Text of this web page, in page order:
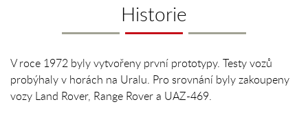
Historie
V roce 1972 byly vytvořeny první prototypy. Testy vozů
probýhaly v horách na Uralu. Pro srovnání byly zakoupeny
vozy Land Rover, Range Rover a UAZ-469.